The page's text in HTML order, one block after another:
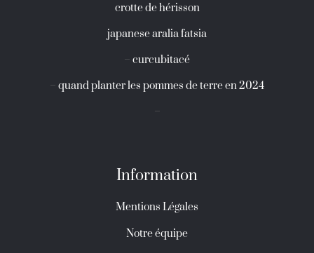
crotte de hérisson
japanese aralia fatsia
– curcubitacé
– quand planter les pommes de terre en 2024
–
Information
Mentions Légales
Notre équipe